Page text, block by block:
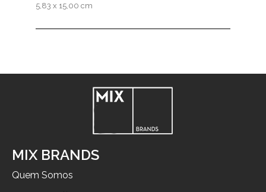
5,83 x 15,00 cm
MIX BRANDS
Quem Somos